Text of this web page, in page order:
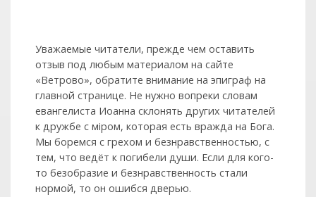
Уважаемые читатели, прежде чем оставить
отзыв под любым материалом на сайте
«Ветрово», обратите внимание на эпиграф на
главной странице. Не нужно вопреки словам
евангелиста Иоанна склонять других читателей
к дружбе с мiром, которая есть вражда на Бога.
Мы боремся с грехом и без­нрав­ствен­ностью, с
тем, что ведёт к погибели души. Если для кого-
то безобразие и безнравственность стали
нормой, то он ошибся дверью.